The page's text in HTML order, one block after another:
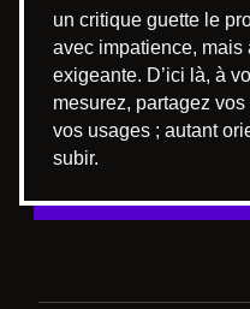
un critique guette le
avec impatience,
exigeante. D’ici là, à
mesurez, partagez vos
vos usages ; autant
subir.